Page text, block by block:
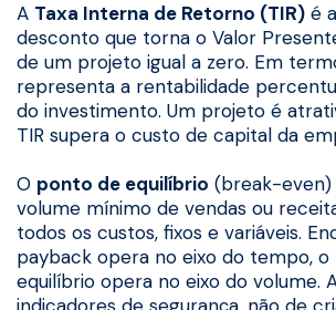
A Taxa Interna de Retorno (TIR) é
desconto que torna o Valor
de um projeto igual a zero. Em
representa a rentabilidade
do investimento. Um projeto é
TIR supera o custo de capital da
O ponto de equilíbrio (break-even)
volume mínimo de vendas ou
todos os custos, fixos e variáveis.
payback opera no eixo do tempo,
equilíbrio opera no eixo do volume.